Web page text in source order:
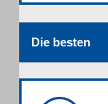
Die besten